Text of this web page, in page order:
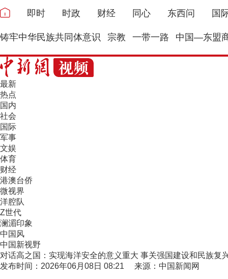
即时 时政 财经 同心 东西问 国
铸牢中华民族共同体意识 宗教 一带一路 中国—东盟
最新
热点
国内
社会
国际
军事
文娱
体育
财经
港澳台侨
微视界
洋腔队
Z世代
澜湄印象
中国风
中国新视野
对话高之国：实现海洋安全的意义重大 事关强国建设和民族复
发布时间：2026年06月08日 08:21 来源：中国新闻网